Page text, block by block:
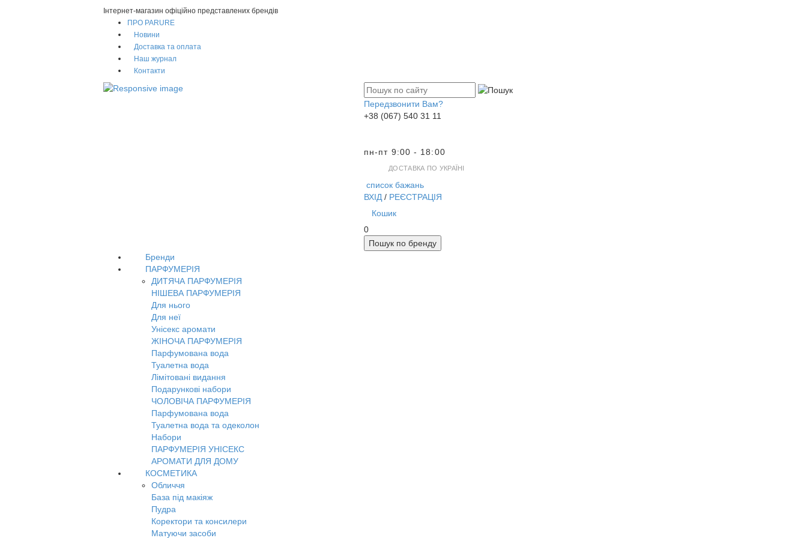
Інтернет-магазин офіційно представлених брендів
ПРО PARURE
Новини
Доставка та оплата
Наш журнал
Контакти
Передзвонити Вам?
+38 (067) 540 31 11
пн-пт 9:00 - 18:00
ДОСТАВКА ПО УКРАЇНІ
список бажань
ВХІД / РЕЄСТРАЦІЯ
Кошик
0
Пошук по бренду
Бренди
ПАРФУМЕРІЯ
ДИТЯЧА ПАРФУМЕРІЯ
НІШЕВА ПАРФУМЕРІЯ
Для нього
Для неї
Унісекс аромати
ЖІНОЧА ПАРФУМЕРІЯ
Парфумована вода
Туалетна вода
Лімітовані видання
Подарункові набори
ЧОЛОВІЧА ПАРФУМЕРІЯ
Парфумована вода
Туалетна вода та одеколон
Набори
ПАРФУМЕРІЯ УНІСЕКС
АРОМАТИ ДЛЯ ДОМУ
КОСМЕТИКА
Обличчя
База під макіяж
Пудра
Коректори та консилери
Матуючи засоби